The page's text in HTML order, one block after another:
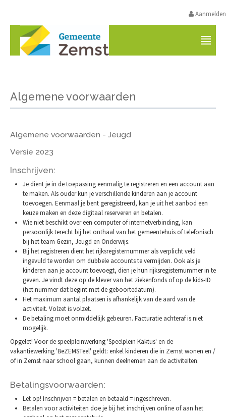
Aanmelden
Algemene voorwaarden
Algemene voorwaarden - Jeugd
Versie 2023
Inschrijven:
Je dient je in de toepassing eenmalig te registreren en een account aan
te maken. Als ouder kun je verschillende kinderen aan je account
toevoegen. Eenmaal je bent geregistreerd, kan je uit het aanbod een
keuze maken en deze digitaal reserveren en betalen.
Wie niet beschikt over een computer of internetverbinding, kan
persoonlijk terecht bij het onthaal van het gemeentehuis of telefonisch
bij het team Gezin, Jeugd en Onderwijs.
Bij het registreren dient het rijksregisternummer als verplicht veld
ingevuld te worden om dubbele accounts te vermijden. Ook als je
kinderen aan je account toevoegt, dien je hun rijksregisternummer in te
geven. Je vindt deze op de klever van het ziekenfonds of op de kids-ID
(het nummer dat begint met de geboortedatum).
Het maximum aantal plaatsen is afhankelijk van de aard van de
activiteit. Volzet is volzet.
De betaling moet onmiddellijk gebeuren. Facturatie achteraf is niet
mogelijk.
Opgelet! Voor de speelpleinwerking 'Speelplein Kaktus' en de
vakantiewerking 'BeZEMSTeel' geldt: enkel kinderen die in Zemst wonen en /
of in Zemst naar school gaan, kunnen deelnemen aan de activiteiten.
Betalingsvoorwaarden:
Let op! Inschrijven = betalen en betaald = ingeschreven.
Betalen voor activiteiten doe je bij het inschrijven online of aan het